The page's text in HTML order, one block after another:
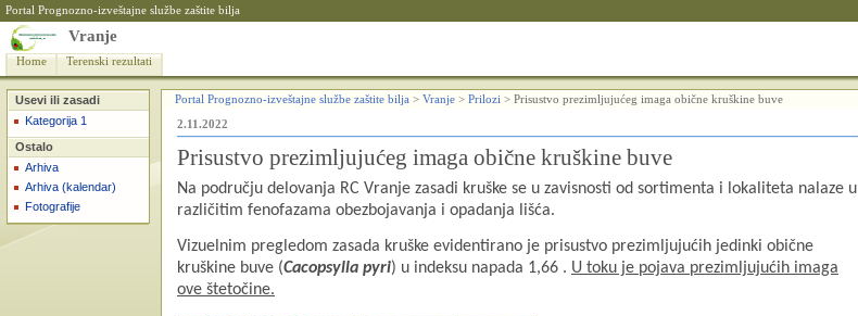
Portal Prognozno-izveštajne službe zaštite bilja
Vranje
Home Terenski rezultati
Usevi ili zasadi
Kategorija 1
Ostalo
Arhiva
Arhiva (kalendar)
Fotografije
Portal Prognozno-izveštajne službe zaštite bilja > Vranje > Prilozi > Prisustvo prezimljujućeg imaga obične kruškine buve
2.11.2022
Prisustvo prezimljujućeg imaga obične kruškine buve
Na području delovanja RC Vranje zasadi kruške se u zavisnosti od sortimenta i lokaliteta nalaze u
različitim fenofazama obezbojavanja i opadanja lišća.
Vizuelnim pregledom zasada kruške evidentirano je prisustvo prezimljujućih jedinki obične
kruškine buve (Cacopsylla pyri) u indeksu napada 1,66 . U toku je pojava prezimljujućih imaga
ove štetočine.